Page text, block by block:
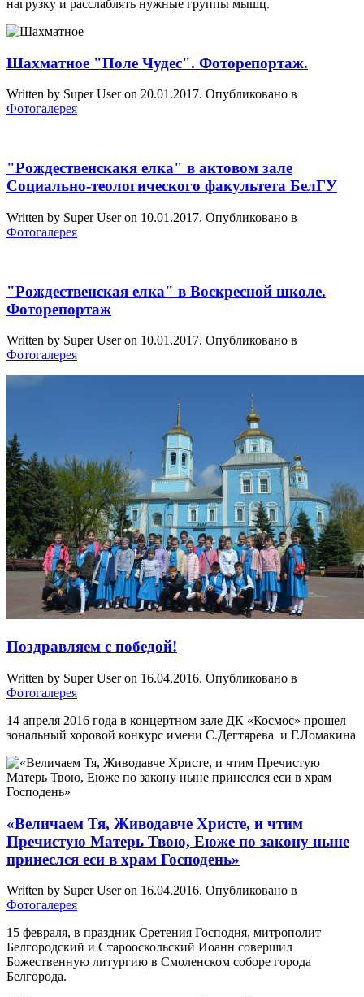
нагрузку и расслаблять нужные группы мышц.
Шахматное "Поле Чудес". Фоторепортаж.
Written by Super User on 20.01.2017. Опубликовано в
Фотогалерея
"Рождественскакя елка" в актовом зале
Социально-теологического факультета БелГУ
Written by Super User on 10.01.2017. Опубликовано в
Фотогалерея
"Рождественская елка" в Воскресной школе.
Фоторепортаж
Written by Super User on 10.01.2017. Опубликовано в
Фотогалерея
Поздравляем с победой!
Written by Super User on 16.04.2016. Опубликовано в
Фотогалерея
14 апреля 2016 года в концертном зале ДК «Космос» прошел
зональный хоровой конкурс имени С.Дегтярева и Г.Ломакина
«Величаем Тя, Живодавче Христе, и чтим
Пречистую Матерь Твою, Еюже по закону ныне
принеслся еси в храм Господень»
Written by Super User on 16.04.2016. Опубликовано в
Фотогалерея
15 февраля, в праздник Сретения Господня, митрополит
Белгородский и Старооскольский Иоанн совершил
Божественную литургию в Смоленском соборе города
Белгорода.